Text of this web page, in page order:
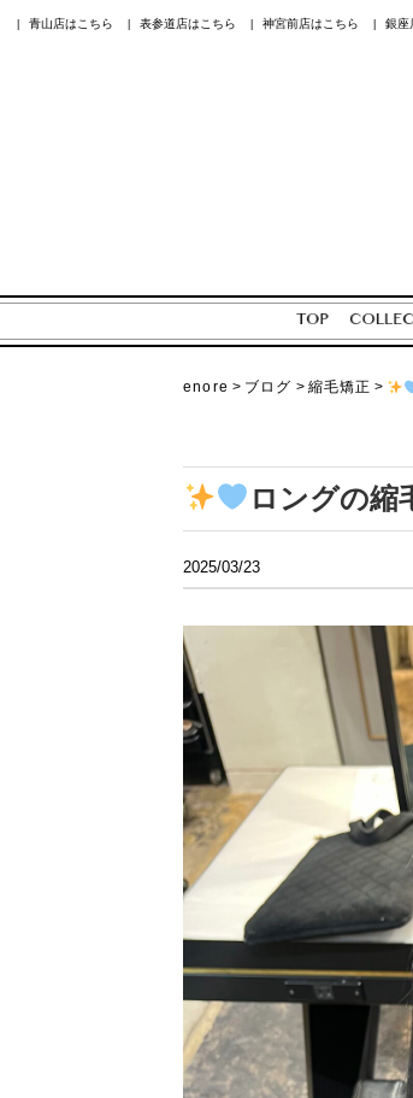
青山店はこちら 表参道店はこちら 神宮前店はこちら 銀座
enore > ブログ > 縮毛矯正 >
ロングの縮
2025/03/23